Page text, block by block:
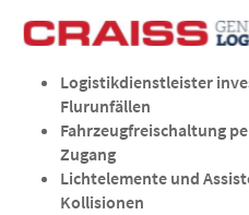
Logistikdienstleister
Flurunfällen
Fahrzeugfreischaltung
Zugang
Lichtelemente und
Kollisionen